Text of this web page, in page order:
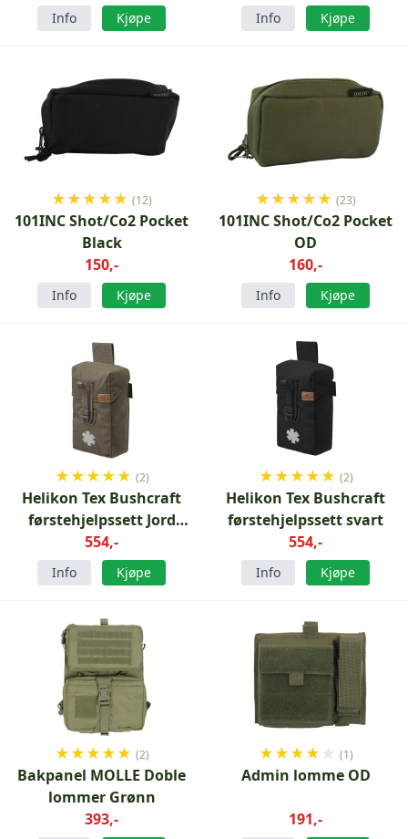
Info Kjøpe Info Kjøpe
★★★★★ (12)
101INC Shot/Co2 Pocket
Black
150,-
Info Kjøpe
★★★★★ (23)
101INC Shot/Co2 Pocket
OD
160,-
Info Kjøpe
★★★★★ (2)
Helikon Tex Bushcraft
førstehjelpssett Jord
Brun/Cl
554,-
Info Kjøpe
★★★★★ (2)
Helikon Tex Bushcraft
førstehjelpssett svart
554,-
Info Kjøpe
★★★★★ (2)
Bakpanel MOLLE Doble
lommer Grønn
393,-
★★★★ ★ (1)
Admin lomme OD
191,-